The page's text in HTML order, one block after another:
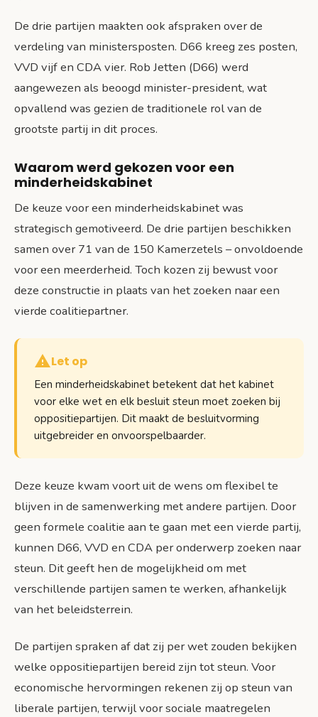
De drie partijen maakten ook afspraken over de
verdeling van ministersposten. D66 kreeg zes posten,
VVD vijf en CDA vier. Rob Jetten (D66) werd
aangewezen als beoogd minister-president, wat
opvallend was gezien de traditionele rol van de
grootste partij in dit proces.
Waarom werd gekozen voor een
minderheidskabinet
De keuze voor een minderheidskabinet was
strategisch gemotiveerd. De drie partijen beschikken
samen over 71 van de 150 Kamerzetels – onvoldoende
voor een meerderheid. Toch kozen zij bewust voor
deze constructie in plaats van het zoeken naar een
vierde coalitiepartner.
Let op
Een minderheidskabinet betekent dat het kabinet
voor elke wet en elk besluit steun moet zoeken bij
oppositiepartijen. Dit maakt de besluitvorming
uitgebreider en onvoorspelbaarder.
Deze keuze kwam voort uit de wens om flexibel te
blijven in de samenwerking met andere partijen. Door
geen formele coalitie aan te gaan met een vierde partij,
kunnen D66, VVD en CDA per onderwerp zoeken naar
steun. Dit geeft hen de mogelijkheid om met
verschillende partijen samen te werken, afhankelijk
van het beleidsterrein.
De partijen spraken af dat zij per wet zouden bekijken
welke oppositiepartijen bereid zijn tot steun. Voor
economische hervormingen rekenen zij op steun van
liberale partijen, terwijl voor sociale maatregelen